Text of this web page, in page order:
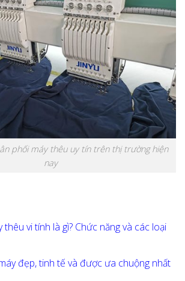
phối máy thêu uy tín trên thị trường hiện
nay
thêu vi tính là gì? Chức năng và các loại
đẹp, tinh tế và được ưa chuộng nhất